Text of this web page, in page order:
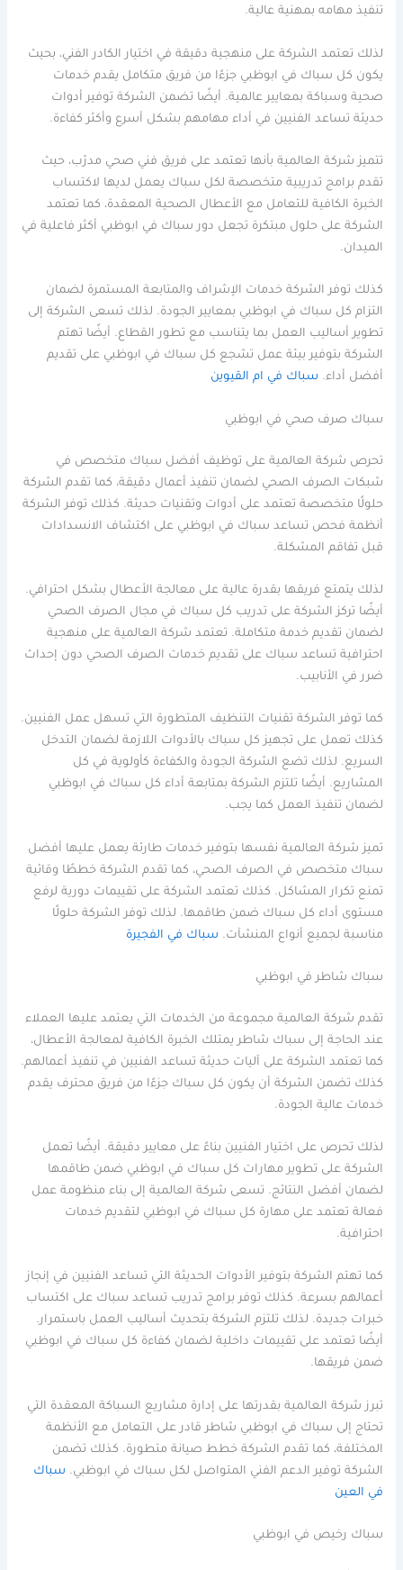
تنفيذ مهامه بمهنية عالية.
لذلك تعتمد الشركة على منهجية دقيقة في اختيار الكادر الفني، بحيث
يكون كل سباك في ابوظبي جزءًا من فريق متكامل يقدم خدمات
صحية وسباكة بمعايير عالمية. أيضًا تضمن الشركة توفير أدوات
حديثة تساعد الفنيين في أداء مهامهم بشكل أسرع وأكثر كفاءة.
تتميز شركة العالمية بأنها تعتمد على فريق فني صحي مدرّب، حيث
تقدم برامج تدريبية متخصصة لكل سباك يعمل لديها لاكتساب
الخبرة الكافية للتعامل مع الأعطال الصحية المعقدة، كما تعتمد
الشركة على حلول مبتكرة تجعل دور سباك في ابوظبي أكثر فاعلية في
الميدان.
كذلك توفر الشركة خدمات الإشراف والمتابعة المستمرة لضمان
التزام كل سباك في ابوظبي بمعايير الجودة. لذلك تسعى الشركة إلى
تطوير أساليب العمل بما يتناسب مع تطور القطاع. أيضًا تهتم
الشركة بتوفير بيئة عمل تشجع كل سباك في ابوظبي على تقديم
أفضل أداء. سباك في ام القيوين
سباك صرف صحي في ابوظبي
تحرص شركة العالمية على توظيف أفضل سباك متخصص في
شبكات الصرف الصحي لضمان تنفيذ أعمال دقيقة، كما تقدم الشركة
حلولًا متخصصة تعتمد على أدوات وتقنيات حديثة. كذلك توفر الشركة
أنظمة فحص تساعد سباك في ابوظبي على اكتشاف الانسدادات
قبل تفاقم المشكلة.
لذلك يتمتع فريقها بقدرة عالية على معالجة الأعطال بشكل احترافي.
أيضًا تركز الشركة على تدريب كل سباك في مجال الصرف الصحي
لضمان تقديم خدمة متكاملة. تعتمد شركة العالمية على منهجية
احترافية تساعد سباك على تقديم خدمات الصرف الصحي دون إحداث
ضرر في الأنابيب.
كما توفر الشركة تقنيات التنظيف المتطورة التي تسهل عمل الفنيين.
كذلك تعمل على تجهيز كل سباك بالأدوات اللازمة لضمان التدخل
السريع. لذلك تضع الشركة الجودة والكفاءة كأولوية في كل
المشاريع. أيضًا تلتزم الشركة بمتابعة أداء كل سباك في ابوظبي
لضمان تنفيذ العمل كما يجب.
تميز شركة العالمية نفسها بتوفير خدمات طارئة يعمل عليها أفضل
سباك متخصص في الصرف الصحي، كما تقدم الشركة خططًا وقائية
تمنع تكرار المشاكل. كذلك تعتمد الشركة على تقييمات دورية لرفع
مستوى أداء كل سباك ضمن طاقمها. لذلك توفر الشركة حلولًا
مناسبة لجميع أنواع المنشآت. سباك في الفجيرة
سباك شاطر في ابوظبي
تقدم شركة العالمية مجموعة من الخدمات التي يعتمد عليها العملاء
عند الحاجة إلى سباك شاطر يمتلك الخبرة الكافية لمعالجة الأعطال،
كما تعتمد الشركة على آليات حديثة تساعد الفنيين في تنفيذ أعمالهم.
كذلك تضمن الشركة أن يكون كل سباك جزءًا من فريق محترف يقدم
خدمات عالية الجودة.
لذلك تحرص على اختيار الفنيين بناءً على معايير دقيقة. أيضًا تعمل
الشركة على تطوير مهارات كل سباك في ابوظبي ضمن طاقمها
لضمان أفضل النتائج. تسعى شركة العالمية إلى بناء منظومة عمل
فعالة تعتمد على مهارة كل سباك في ابوظبي لتقديم خدمات
احترافية.
كما تهتم الشركة بتوفير الأدوات الحديثة التي تساعد الفنيين في إنجاز
أعمالهم بسرعة. كذلك توفر برامج تدريب تساعد سباك على اكتساب
خبرات جديدة. لذلك تلتزم الشركة بتحديث أساليب العمل باستمرار.
أيضًا تعتمد على تقييمات داخلية لضمان كفاءة كل سباك في ابوظبي
ضمن فريقها.
تبرز شركة العالمية بقدرتها على إدارة مشاريع السباكة المعقدة التي
تحتاج إلى سباك في ابوظبي شاطر قادر على التعامل مع الأنظمة
المختلفة، كما تقدم الشركة خطط صيانة متطورة. كذلك تضمن
الشركة توفير الدعم الفني المتواصل لكل سباك في ابوظبي. سباك
في العين
سباك رخيص في ابوظبي